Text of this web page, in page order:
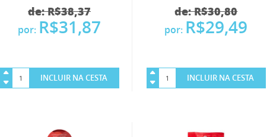
de: R$38,37
por: R$31,87
INCLUIR NA CESTA
de: R$30,80
por: R$29,49
INCLUIR NA CESTA